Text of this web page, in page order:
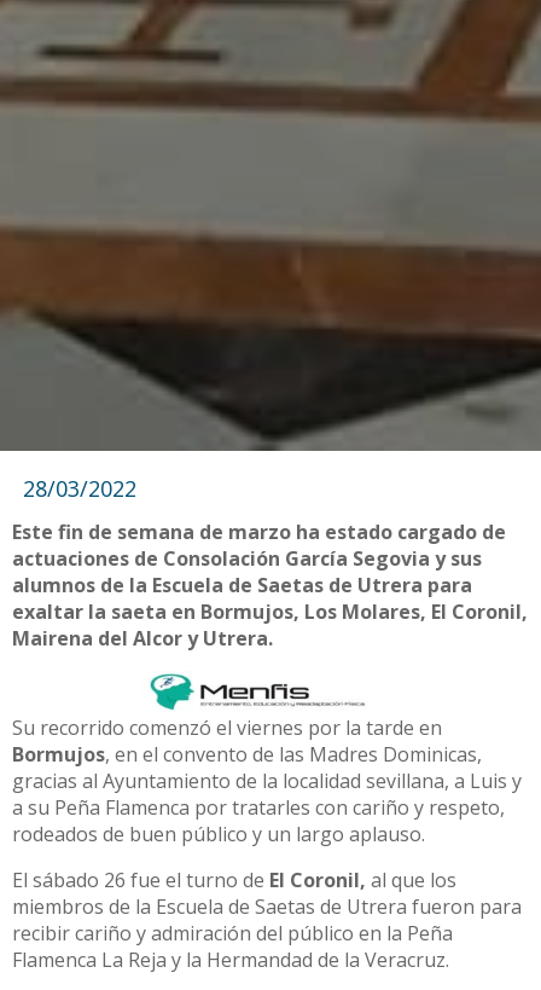
28/03/2022
Este fin de semana de marzo ha estado cargado de
actuaciones de Consolación García Segovia y sus
alumnos de la Escuela de Saetas de Utrera para
exaltar la saeta en Bormujos, Los Molares, El Coronil,
Mairena del Alcor y Utrera.
Su recorrido comenzó el viernes por la tarde en
Bormujos, en el convento de las Madres Dominicas,
gracias al Ayuntamiento de la localidad sevillana, a Luis y
a su Peña Flamenca por tratarles con cariño y respeto,
rodeados de buen público y un largo aplauso.
El sábado 26 fue el turno de El Coronil, al que los
miembros de la Escuela de Saetas de Utrera fueron para
recibir cariño y admiración del público en la Peña
Flamenca La Reja y la Hermandad de la Veracruz.